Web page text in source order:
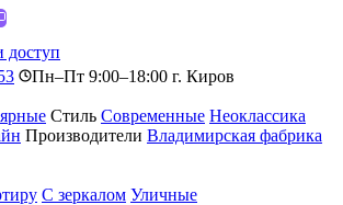
Пн–Пт 9:00–18:00 г. Киров
Стиль Современные Неоклассика
Производители Владимирская фабрика
С зеркалом Уличные